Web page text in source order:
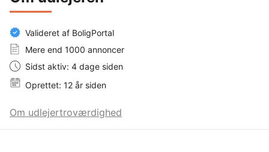
(erklæring ved tro og
love ved underskrivelse af lejekontrakten).
vær. 3 stk. 4 vær.
__
Valideret af BoligPortal
Mere end 1000 annoncer
Sidst aktiv: 4 dage siden
Oprettet: 12 år siden
Om udlejertroværdighed